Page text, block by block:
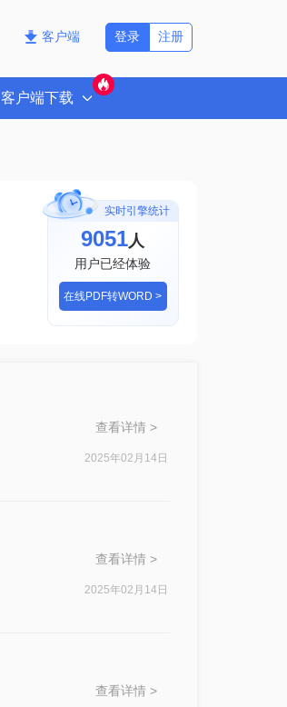
客户端 注册
登录
客户端下载
实时引擎统计
9051人
用户已经体验
在线PDF转WORD >
查看详情 >
2025年02月14日
查看详情 >
2025年02月14日
查看详情 >